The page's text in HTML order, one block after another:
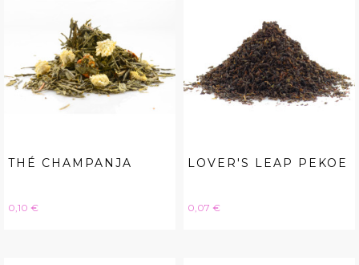
THÉ CHAMPANJA
Hinta
0,10 €
LOVER'S LEAP PEKOE
Hinta
0,07 €